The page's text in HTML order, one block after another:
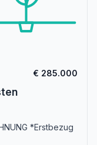
€ 285.000
*Erstbezug